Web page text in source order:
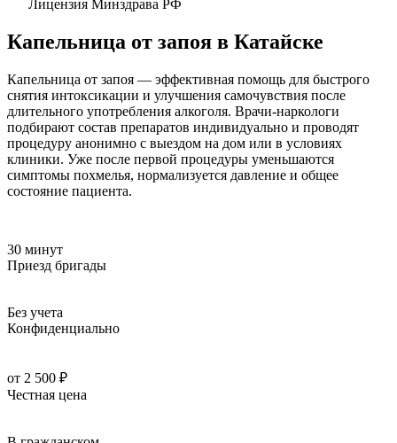
Лицензия Минздрава РФ
Капельница от запоя в Катайске
Капельница от запоя — эффективная помощь для быстрого
снятия интоксикации и улучшения самочувствия после
длительного употребления алкоголя. Врачи-наркологи
подбирают состав препаратов индивидуально и проводят
процедуру анонимно с выездом на дом или в условиях
клиники. Уже после первой процедуры уменьшаются
симптомы похмелья, нормализуется давление и общее
состояние пациента.
30 минут
Приезд бригады
Без учета
Конфиденциально
от 2 500 ₽
Честная цена